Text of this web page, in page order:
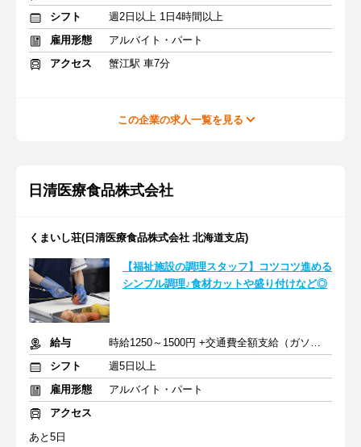
シフト
週2日以上 1日4時間以上
雇用形態
アルバイト・パート
アクセス
蟹江駅 車7分
この企業の求人一覧を見る
日清医療食品株式会社
くまいし荘(日清医療食品株式会社 北海道支店)
【福祉施設の調理スタッフ】コツコツ進める
シンプル調理♪食材カットや盛り付けなど◎
給与
時給1250～1500円 +交通費全額支給（ガソリン代も支給）
シフト
週5日以上
雇用形態
アルバイト・パート
アクセス
あと5日